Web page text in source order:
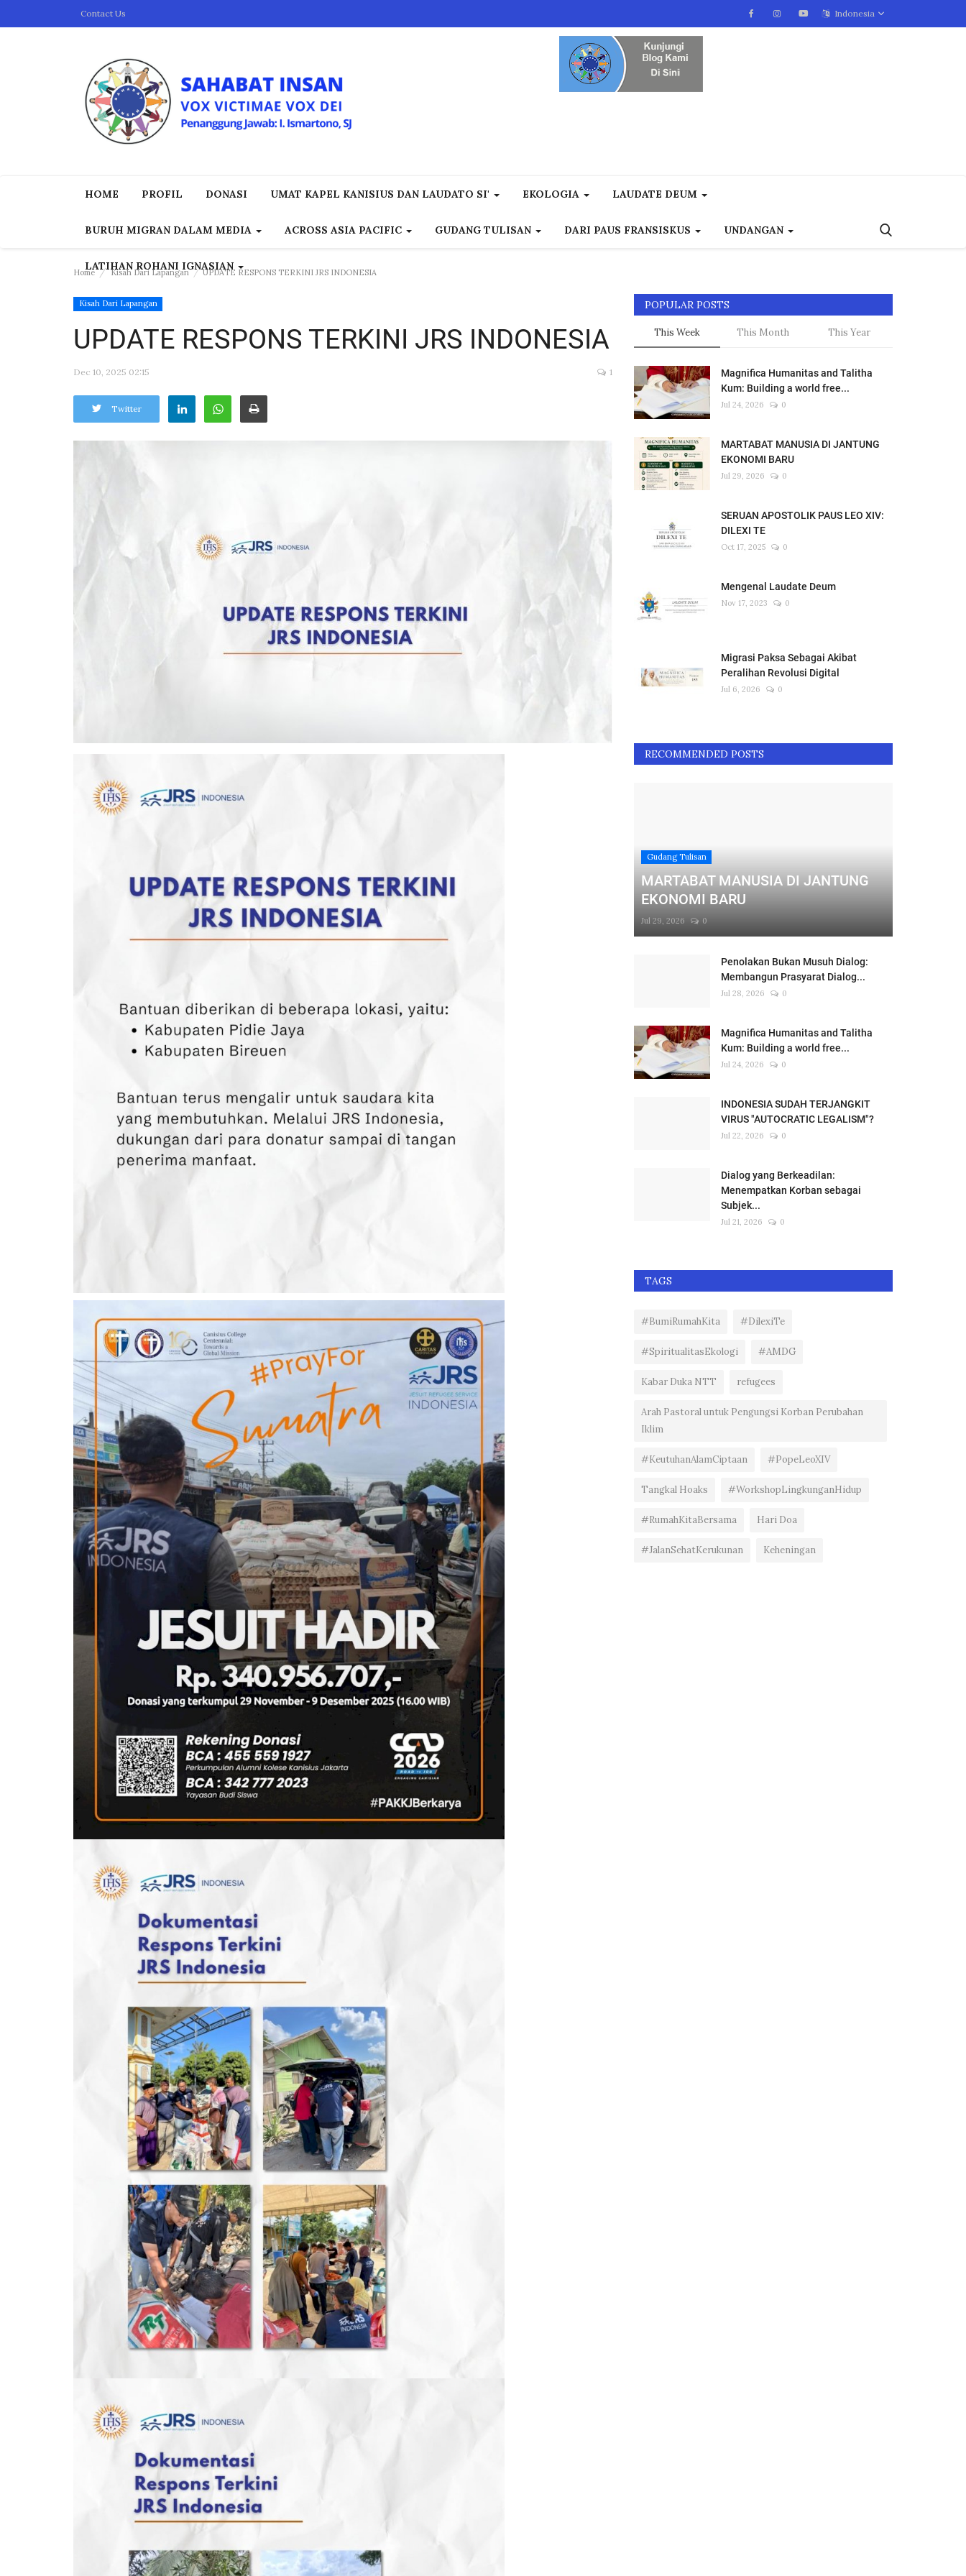
Contact Us Indonesia
HOME PROFIL DONASI UMAT KAPEL KANISIUS DAN LAUDATO SI' EKOLOGIA LAUDATE DEUM
BURUH MIGRAN DALAM MEDIA ACROSS ASIA PACIFIC GUDANG TULISAN DARI PAUS FRANSISKUS UNDANGAN
LATIHAN ROHANI IGNASIAN
Home Kisah Dari Lapangan UPDATE RESPONS TERKINI JRS INDONESIA
Kisah Dari Lapangan
UPDATE RESPONS TERKINI JRS INDONESIA
Dec 10, 2025 02:15 1
Twitter
POPULAR POSTS
This Week This Month This Year
Magnifica Humanitas and Talitha
Kum: Building a world free...
Jul 24, 2026 0
MARTABAT MANUSIA DI JANTUNG
EKONOMI BARU
Jul 29, 2026 0
SERUAN APOSTOLIK PAUS LEO XIV:
DILEXI TE
Oct 17, 2025 0
Mengenal Laudate Deum
Nov 17, 2023 0
Migrasi Paksa Sebagai Akibat
Peralihan Revolusi Digital
Jul 6, 2026 0
RECOMMENDED POSTS
Gudang Tulisan
MARTABAT MANUSIA DI JANTUNG
EKONOMI BARU
Jul 29, 2026 0
Penolakan Bukan Musuh Dialog:
Membangun Prasyarat Dialog...
Jul 28, 2026 0
Magnifica Humanitas and Talitha
Kum: Building a world free...
Jul 24, 2026 0
INDONESIA SUDAH TERJANGKIT
VIRUS "AUTOCRATIC LEGALISM"?
Jul 22, 2026 0
Dialog yang Berkeadilan:
Menempatkan Korban sebagai
Subjek...
Jul 21, 2026 0
TAGS
#BumiRumahKita #DilexiTe
#SpiritualitasEkologi #AMDG
Kabar Duka NTT refugees
Arah Pastoral untuk Pengungsi Korban Perubahan
Iklim
#KeutuhanAlamCiptaan #PopeLeoXIV
Tangkal Hoaks #WorkshopLingkunganHidup
#RumahKitaBersama Hari Doa
#JalanSehatKerukunan Keheningan